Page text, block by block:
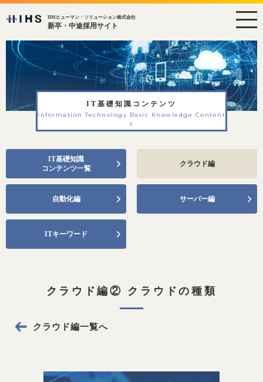
IIMヒューマン・ソリューション株式会社
新卒・中途採用サイト
IT基礎知識コンテンツ
Information Technology Basic Knowledge Content
s
IT基礎知識
コンテンツ一覧
クラウド編
自動化編 サーバー編
ITキーワード
クラウド編② クラウドの種類
クラウド編一覧へ